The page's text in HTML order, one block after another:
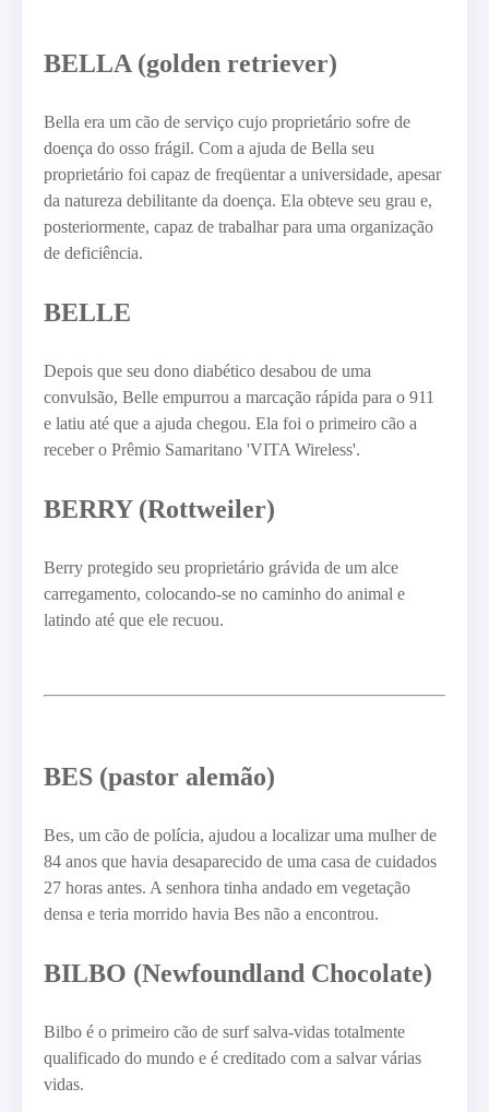
BELLA (golden retriever)
Bella era um cão de serviço cujo proprietário sofre de
doença do osso frágil. Com a ajuda de Bella seu
proprietário foi capaz de freqüentar a universidade, apesar
da natureza debilitante da doença. Ela obteve seu grau e,
posteriormente, capaz de trabalhar para uma organização
de deficiência.
BELLE
Depois que seu dono diabético desabou de uma
convulsão, Belle empurrou a marcação rápida para o 911
e latiu até que a ajuda chegou. Ela foi o primeiro cão a
receber o Prêmio Samaritano 'VITA Wireless'.
BERRY (Rottweiler)
Berry protegido seu proprietário grávida de um alce
carregamento, colocando-se no caminho do animal e
latindo até que ele recuou.
BES (pastor alemão)
Bes, um cão de polícia, ajudou a localizar uma mulher de
84 anos que havia desaparecido de uma casa de cuidados
27 horas antes. A senhora tinha andado em vegetação
densa e teria morrido havia Bes não a encontrou.
BILBO (Newfoundland Chocolate)
Bilbo é o primeiro cão de surf salva-vidas totalmente
qualificado do mundo e é creditado com a salvar várias
vidas.